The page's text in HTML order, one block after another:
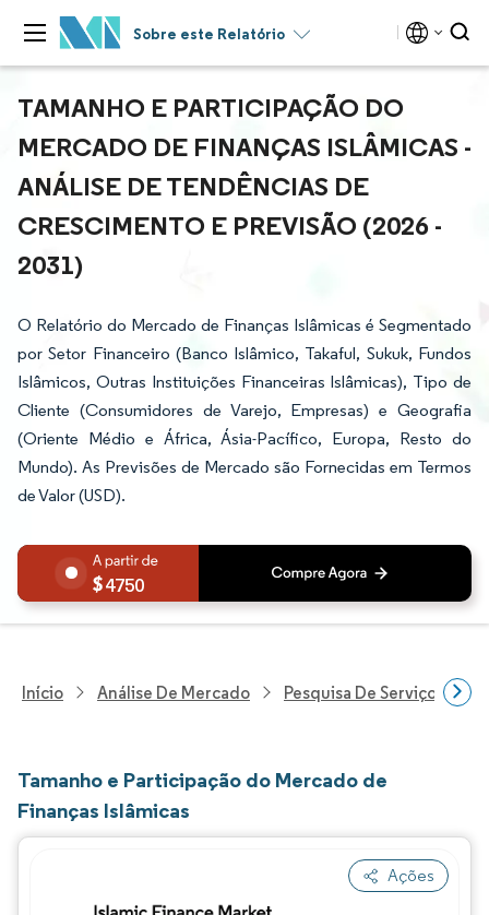
Sobre este Relatório
TAMANHO E PARTICIPAÇÃO DO
MERCADO DE FINANÇAS ISLÂMICAS -
ANÁLISE DE TENDÊNCIAS DE
CRESCIMENTO E PREVISÃO (2026 -
2031)
O Relatório do Mercado de Finanças Islâmicas é Segmentado
por Setor Financeiro (Banco Islâmico, Takaful, Sukuk, Fundos
Islâmicos, Outras Instituições Financeiras Islâmicas), Tipo de
Cliente (Consumidores de Varejo, Empresas) e Geografia
(Oriente Médio e África, Ásia-Pacífico, Europa, Resto do
Mundo). As Previsões de Mercado são Fornecidas em Termos
de Valor (USD).
4750
Início Análise De Mercado Pesquisa De Serviços
Tamanho e Participação do Mercado de
Finanças Islâmicas
Ações